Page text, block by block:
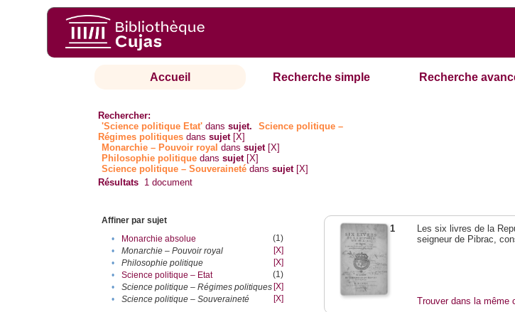
Accueil Recherche simple Recherche
Rechercher:
'Science politique Etat' danssujet.
Science politique –
Régimes politiques danssujet [X]
Monarchie – Pouvoir royal danssujet [X]
Philosophie politique danssujet [X]
Science politique – Souveraineté danssujet [X]
Résultats 1 document
Affiner par sujet
•
Monarchie absolue
(1)
•
Monarchie – Pouvoir royal
[X]
•
Philosophie politique
[X]
•
Science politique – Etat
(1)
•
Science politique – Régimes politiques [X]
•
Science politique – Souveraineté
[X]
1
Les six livres de la
seigneur de Pibrac,
Trouver dans la même